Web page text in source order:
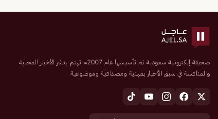
صحيفة إلكترونية سعودية تم تأسيسها عام 2007م تهتم بنشر الأخبار المحلية
والمنافسة في سبق الأخبار بمهنية ومصداقية وموضوعية